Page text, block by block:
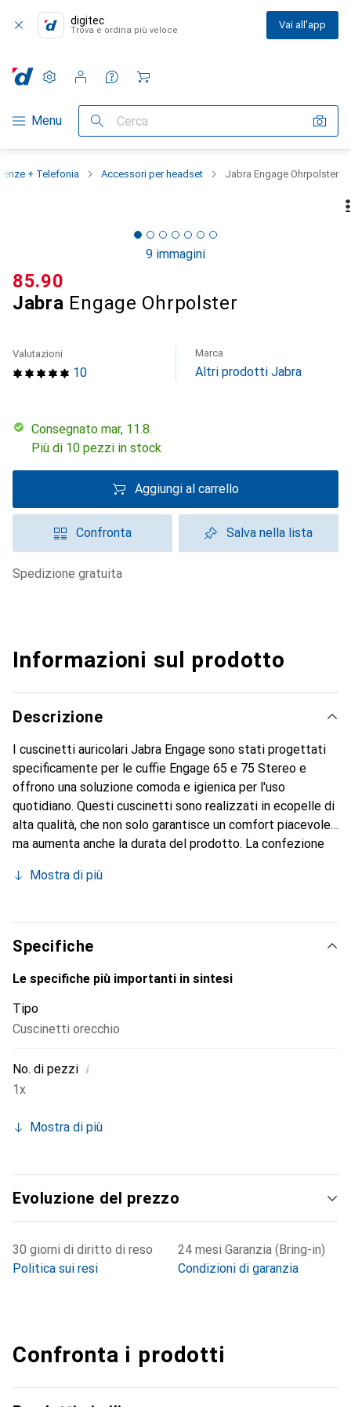
digitec
Trova e ordina più veloce Vai all'app
Categoria Navigazione
Menu Cerca
Impostazioni
Conto cliente
Liste di confronto
Liste dei desideri
Carrello
+ Telefonia Accessori per headset Jabra Engage Ohrpolster
9 immagini
Jabra Engage Ohrpolster
CHF
85.90
10
Valutazioni Marca
Altri prodotti Jabra
Consegnato mar, 11.8.
Più di 10 pezzi in stock
Aggiungi al carrello
Confronta Salva nella lista
spedizione gratuita
Informazioni sul prodotto
Descrizione
I cuscinetti auricolari Jabra Engage sono stati progettati
specificamente per le cuffie Engage 65 e 75 Stereo e
offrono una soluzione comoda e igienica per l'uso
quotidiano. Questi cuscinetti sono realizzati in ecopelle di
alta qualità, che non solo garantisce un comfort piacevole,
ma aumenta anche la durata del prodotto. La confezione
abbiano sempre a disposizione un paio fresco.
sostituzione, il che è particolarmente vantaggioso in
ambienti frenetici. Il colore nero dei cuscinetti conferisce
un aspetto elegante e professionale, adatto alla maggior
parte dei modelli di cuffie. Questi cuscinetti non sono solo
l'esperienza sonora, offrendo una migliore isolamento
acustico.
Mostra di più
Specifiche
Le specifiche più importanti in sintesi
Tipo
Cuscinetti orecchio
No. di pezzi i
1x
Mostra di più
Evoluzione del prezzo
30 giorni di diritto di reso
Politica sui resi
24 mesi Garanzia (Bring-in)
Condizioni di garanzia
Confronta i prodotti